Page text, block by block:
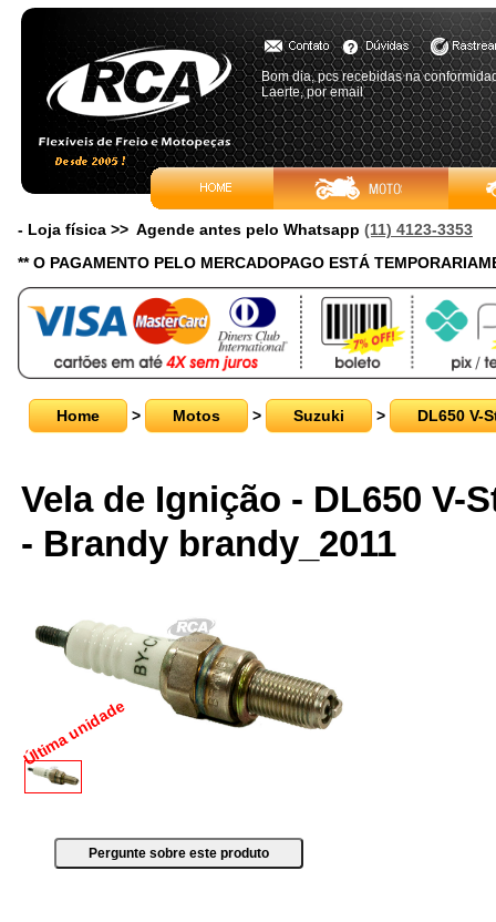
Bom dia, pcs recebidas na
Laerte, por email
- Loja física >> Agende antes pelo Whatsapp (11) 4123-3353
** O PAGAMENTO PELO MERCADOPAGO ESTÁ
Home > Motos > Suzuki > DL650 V-
Vela de Ignição - DL650 V-
- Brandy brandy_2011
Última unidade